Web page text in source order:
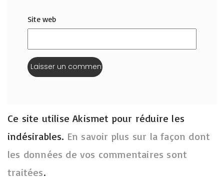
Site web
Ce site utilise Akismet pour réduire les
indésirables. En savoir plus sur la façon dont
les données de vos commentaires sont
traitées.